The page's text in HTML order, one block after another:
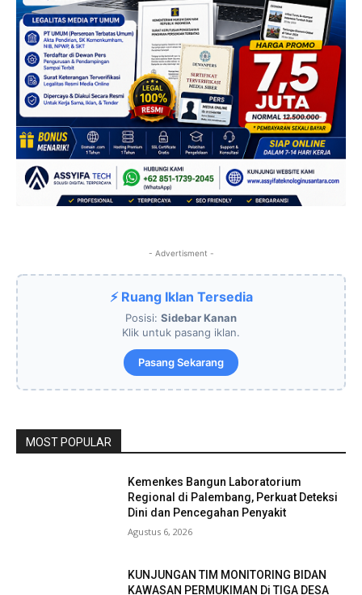
- Advertisment -
⚡ Ruang Iklan Tersedia
Posisi: Sidebar Kanan
Klik untuk pasang iklan.
Pasang Sekarang
MOST POPULAR
Kemenkes Bangun Laboratorium
Regional di Palembang, Perkuat Deteksi
Dini dan Pencegahan Penyakit
Agustus 6, 2026
KUNJUNGAN TIM MONITORING BIDAN
KAWASAN PERMUKIMAN Di TIGA DESA